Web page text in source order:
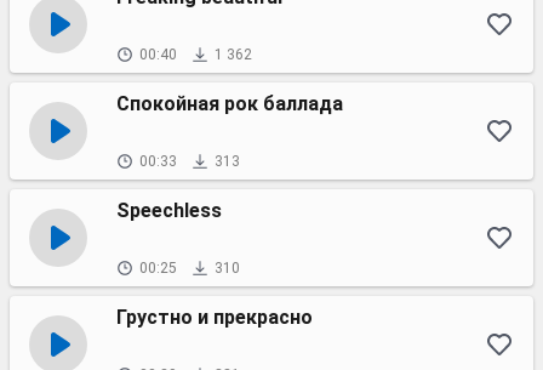
00:40 1 362
Спокойная рок баллада
00:33 313
Speechless
00:25 310
Грустно и прекрасно